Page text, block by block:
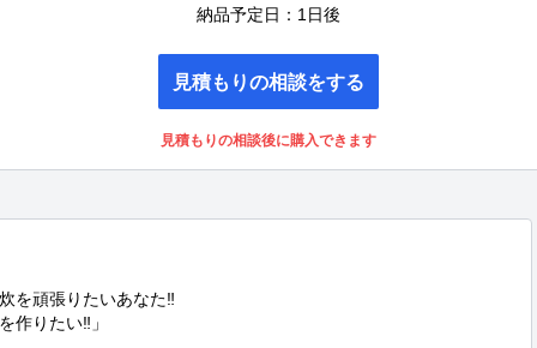
納品予定日：1日後
見積もりの相談をする
見積もりの相談後に購入できます
を頑張りたいあなた‼
作りたい‼」